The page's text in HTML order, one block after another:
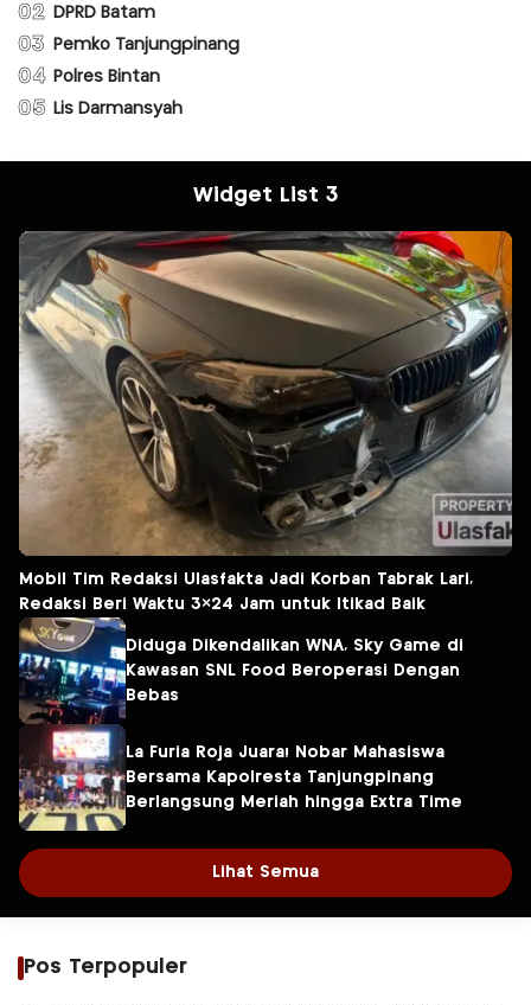
02 DPRD Batam
03 Pemko Tanjungpinang
04 Polres Bintan
05 Lis Darmansyah
Widget List 3
Mobil Tim Redaksi Ulasfakta Jadi Korban Tabrak Lari,
Redaksi Beri Waktu 3×24 Jam untuk Itikad Baik
Diduga Dikendalikan WNA, Sky Game di
Kawasan SNL Food Beroperasi Dengan
Bebas
La Furia Roja Juara! Nobar Mahasiswa
Bersama Kapolresta Tanjungpinang
Berlangsung Meriah hingga Extra Time
Lihat Semua
Pos Terpopuler